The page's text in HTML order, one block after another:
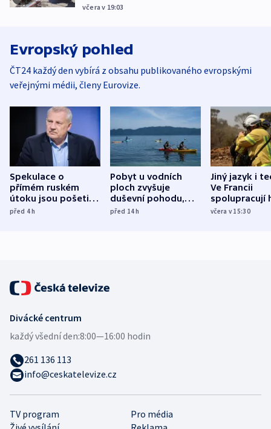
včera v 19:03
Evropský pohled
ČT24 každý den vybírá z obsahu publikovaného evropskými
veřejnými médii, členy Eurovize.
Spekulace o
přímém ruském
útoku jsou pošetilé,
míní estonský
před 4h
Pobyt u vodních
ploch zvyšuje
duševní pohodu,
ukázala
před 14h
Jiný jazyk i
Ve Francii
spolupracují
různých zemí
včera v 15:30
TV program
Pro média
Divácké centrum
každý všední den:8:00—16:00 hodin
261 136 113
info@ceskatelevize.cz